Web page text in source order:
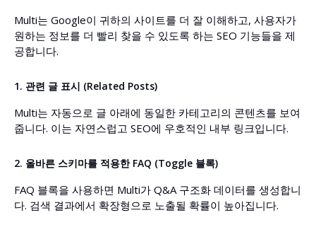
Multi는 Google이 귀하의 사이트를 더 잘 이해하고, 사용자가
원하는 정보를 더 빨리 찾을 수 있도록 하는 SEO 기능들을 제
공합니다.
1. 관련 글 표시 (Related Posts)
Multi는 자동으로 글 아래에 동일한 카테고리의 콘텐츠를 보여
줍니다. 이는 자연스럽고 SEO에 우호적인 내부 링크입니다.
2. 올바른 스키마를 적용한 FAQ (Toggle 블록)
FAQ 블록을 사용하면 Multi가 Q&A 구조화 데이터를 생성합니
다. 검색 결과에서 확장형으로 노출될 확률이 높아집니다.